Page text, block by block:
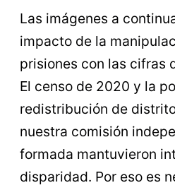
Las imágenes a
impacto de la
prisiones con las cifras
El censo de 2020 y la
redistribución de
nuestra comisión
formada mantuvieron
disparidad. Por eso es